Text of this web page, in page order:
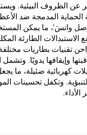
الظروف البيئية.
المدمجة ضد
وانسَ'، ما يمكن
الاستبدالات الطارئة
تقنيات بطاريات
وإيقافها يدويًا.
كهربائية ضئيلة، ما
وتكفل تحسينات